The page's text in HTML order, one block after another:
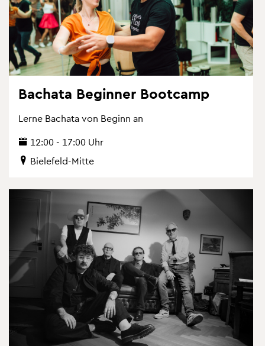
Bach­ata Be­gin­ner Boot­camp
Lerne Bach­ata von Be­ginn an
12:00 - 17:00 Uhr
Bie­le­feld-Mitte